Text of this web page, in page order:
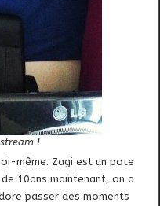
!
même. Zagi est un pote
10ans maintenant, on a
passer des moments